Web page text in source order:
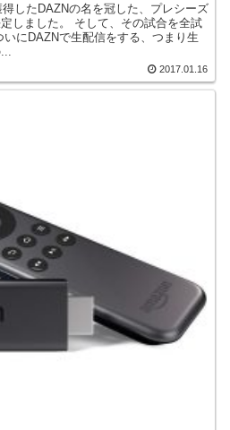
したDAZNの名を冠した、プレシーズ
しました。 そして、その試合を全試
にDAZNで生配信をする、つまり生
2017.01.16